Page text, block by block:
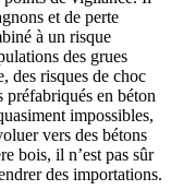
et de perte
à un risque
des grues
des risques de choc
préfabriqués en béton
impossibles,
vers des bétons
bois, il n’est pas sûr
des importations.